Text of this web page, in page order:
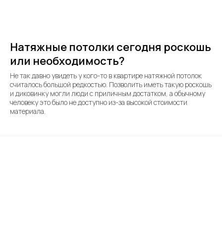
Натяжные потолки сегодня роскошь
или необходимость?
Не так давно увидеть у кого-то в квартире натяжной потолок
считалось большой редкостью. Позволить иметь такую роскошь
и диковинку могли люди с приличным достатком, а обычному
человеку это было не доступно из-за высокой стоимости
материала.